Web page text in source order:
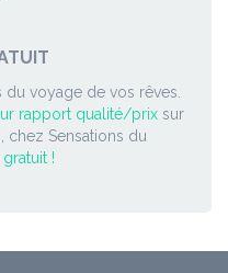
du voyage de vos rêves.
rapport qualité/prix sur
chez Sensations du
!